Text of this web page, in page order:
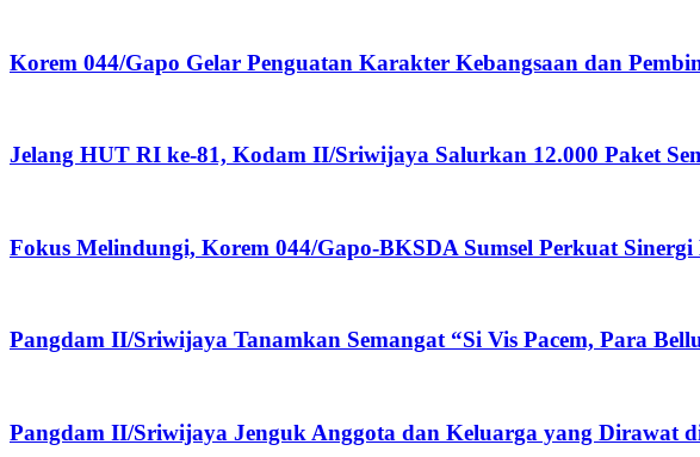
Korem 044/Gapo Gelar Penguatan Karakter Kebangsaan dan
Jelang HUT RI ke-81, Kodam II/Sriwijaya Salurkan 12.000 Paket
Fokus Melindungi, Korem 044/Gapo-BKSDA Sumsel Perkuat
Pangdam II/Sriwijaya Tanamkan Semangat “Si Vis Pacem, Para
Pangdam II/Sriwijaya Jenguk Anggota dan Keluarga yang Dirawat